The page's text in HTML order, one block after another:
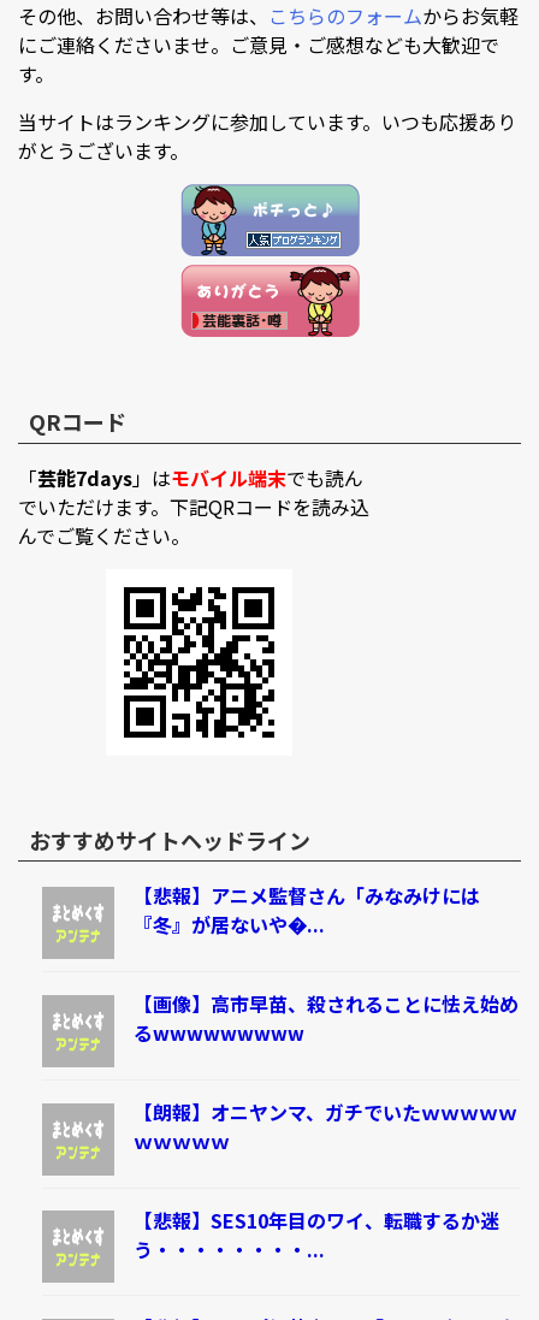
その他、お問い合わせ等は、 こちらのフォームからお気軽
にご連絡くださいませ。ご意見・ご感想なども大歓迎で
す。
当サイトはランキングに参加しています。いつも応援あり
がとうございます。
QRコード
「芸能7days」はモバイル端末でも読ん
でいただけます。下記QRコードを読み込
んでご覧ください。
おすすめサイトヘッドライン
【悲報】アニメ監督さん「みなみけには
『冬』が居ないや�...
【画像】高市早苗、殺されることに怯え始め
るwwwwwwwww
【朗報】オニヤンマ、ガチでいたｗｗｗｗｗ
ｗｗｗｗｗ
【悲報】SES10年目のワイ、転職するか迷
う・・・・・・・・...